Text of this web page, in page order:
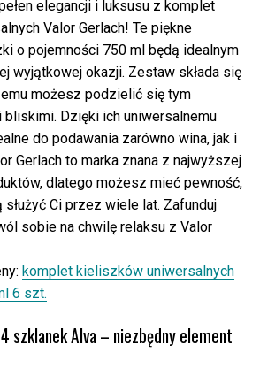
elegancji i luksusu z komplet
Valor Gerlach! Te piękne
o pojemności 750 ml będą idealnym
wyjątkowej okazji. Zestaw składa się
możesz podzielić się tym
Dzięki ich uniwersalnemu
do podawania zarówno wina, jak i
Gerlach to marka znana z najwyższej
dlatego możesz mieć pewność,
Ci przez wiele lat. Zafunduj
sobie na chwilę relaksu z Valor
komplet kieliszków uniwersalnych
6 szt.
szklanek Alva – niezbędny element